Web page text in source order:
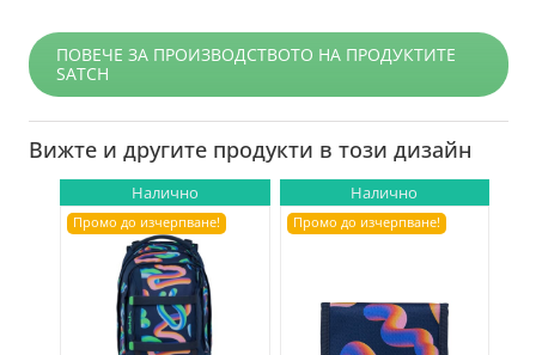
ПОВЕЧЕ ЗА ПРОИЗВОДСТВОТО НА ПРОДУКТИТЕ
SATCH
Вижте и другите продукти в този дизайн
Налично
Промо до изчерпване!
Налично
Промо до изчерпване!